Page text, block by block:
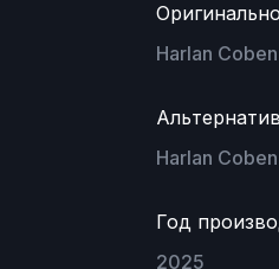
Harlan
Harlan
Год
2025